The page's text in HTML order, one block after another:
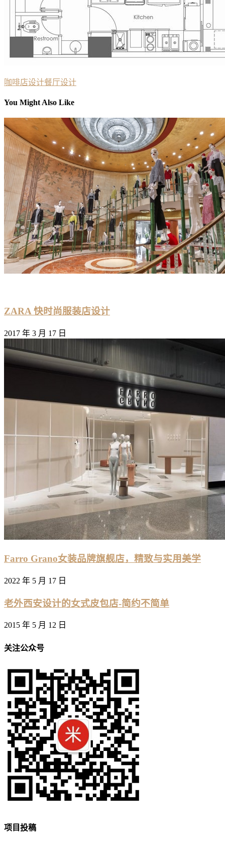
咖啡店设计餐厅设计
You Might Also Like
ZARA 快时尚服装店设计
2017 年 3 月 17 日
Farro Grano女装品牌旗舰店，精致与实用美学
2022 年 5 月 17 日
老外西安设计的女式皮包店-简约不简单
2015 年 5 月 12 日
关注公众号
项目投稿